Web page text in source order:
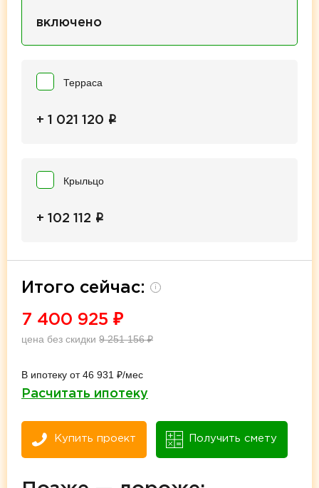
включено
Терраса
+ 1 021 120 i
Крыльцо
+ 102 112 i
Итого сейчас: i
7 400 925 ₽
цена без скидки 9 251 156₽
В ипотеку от 46 931 ₽/мес
Расчитать ипотеку
Купить проект Получить смету